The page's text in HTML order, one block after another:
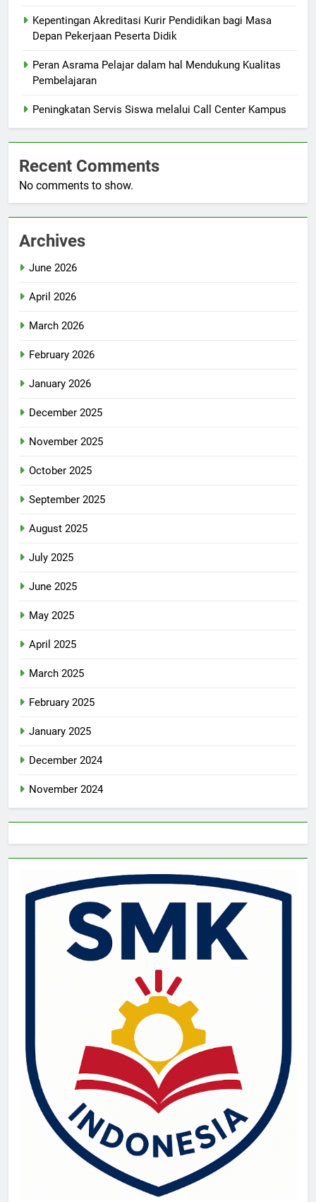
Kepentingan Akreditasi Kurir Pendidikan bagi Masa
Depan Pekerjaan Peserta Didik
Peran Asrama Pelajar dalam hal Mendukung Kualitas
Pembelajaran
Peningkatan Servis Siswa melalui Call Center Kampus
Recent Comments
No comments to show.
Archives
June 2026
April 2026
March 2026
February 2026
January 2026
December 2025
November 2025
October 2025
September 2025
August 2025
July 2025
June 2025
May 2025
April 2025
March 2025
February 2025
January 2025
December 2024
November 2024